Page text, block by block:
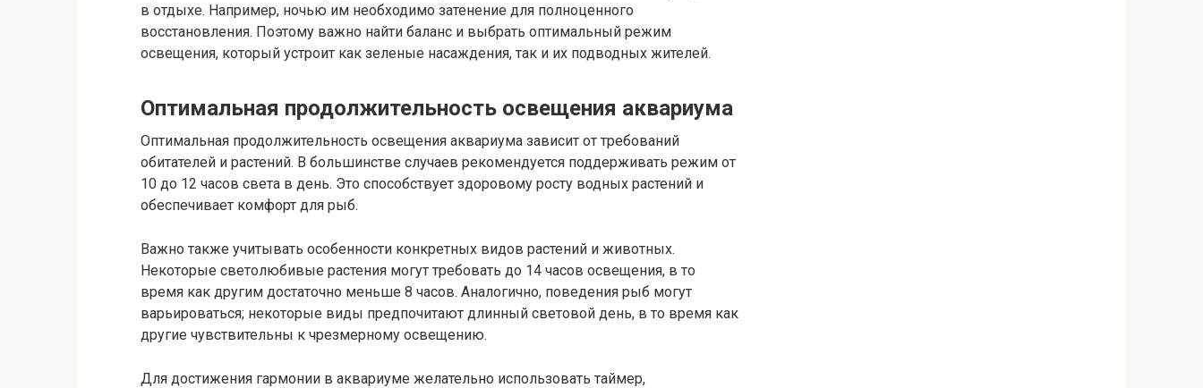
в отдыхе. Например, ночью им необходимо затенение для полноценного
восстановления. Поэтому важно найти баланс и выбрать оптимальный режим
освещения, который устроит как зеленые насаждения, так и их подводных жителей.
Оптимальная продолжительность освещения аквариума
Оптимальная продолжительность освещения аквариума зависит от требований
обитателей и растений. В большинстве случаев рекомендуется поддерживать режим от
10 до 12 часов света в день. Это способствует здоровому росту водных растений и
обеспечивает комфорт для рыб.
Важно также учитывать особенности конкретных видов растений и животных.
Некоторые светолюбивые растения могут требовать до 14 часов освещения, в то
время как другим достаточно меньше 8 часов. Аналогично, поведения рыб могут
варьироваться; некоторые виды предпочитают длинный световой день, в то время как
другие чувствительны к чрезмерному освещению.
Для достижения гармонии в аквариуме желательно использовать таймер,